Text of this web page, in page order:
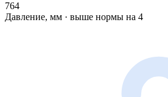
764
Давление, мм · выше нормы на 4